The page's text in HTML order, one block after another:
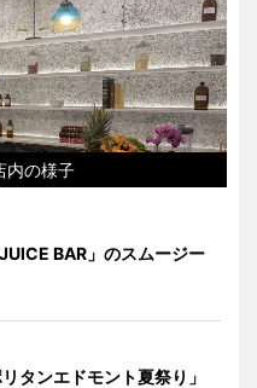
内の様子
JUICE BAR」のスムージー
タンエドモント夏祭り」